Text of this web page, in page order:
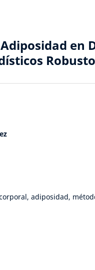
en
adiposidad,